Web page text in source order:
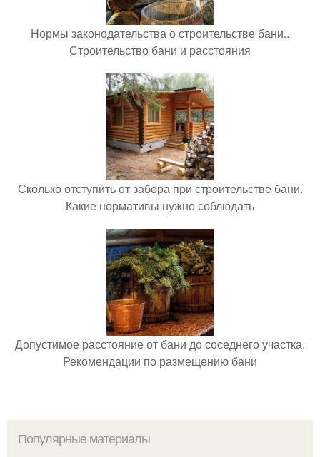
Нормы законодательства о строительстве бани..
Строительство бани и расстояния
Сколько отступить от забора при строительстве бани.
Какие нормативы нужно соблюдать
Допустимое расстояние от бани до соседнего участка.
Рекомендации по размещению бани
Популярные материалы